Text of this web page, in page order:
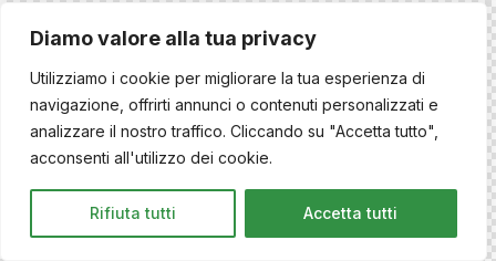
Diamo valore alla tua privacy
Utilizziamo i cookie per migliorare la tua esperienza di
navigazione, offrirti annunci o contenuti personalizzati e
analizzare il nostro traffico. Cliccando su "Accetta tutto",
acconsenti all'utilizzo dei cookie.
Rifiuta tutti Accetta tutti